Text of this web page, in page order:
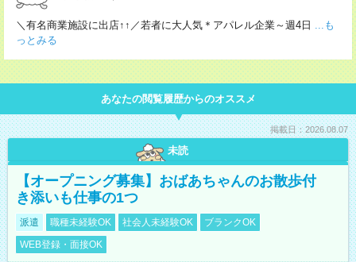
＼有名商業施設に出店↑↑／若者に大人気＊アパレル企業～週4日 ...も
っとみる
あなたの閲覧履歴からのオススメ
掲載日：2026.08.07
未読
【オープニング募集】おばあちゃんのお散歩付
き添いも仕事の1つ
派遣 職種未経験OK 社会人未経験OK
ブランクOK
WEB登録・面接OK